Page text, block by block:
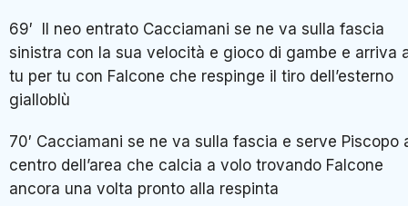
69′ Il neo entrato Cacciamani se ne va sulla fascia
sinistra con la sua velocità e gioco di gambe e arriva
tu per tu con Falcone che respinge il tiro dell’esterno
gialloblù
70′ Cacciamani se ne va sulla fascia e serve Piscopo
centro dell’area che calcia a volo trovando Falcone
ancora una volta pronto alla respinta